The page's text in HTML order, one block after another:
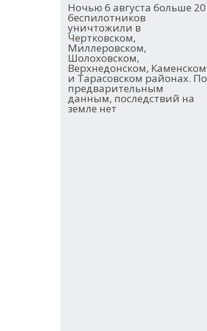
Ночью 6 августа больше 20
беспилотников
уничтожили в
Чертковском,
Миллеровском,
Шолоховском,
Верхнедонском, Каменском
и Тарасовском районах. По
предварительным
данным, последствий на
земле нет